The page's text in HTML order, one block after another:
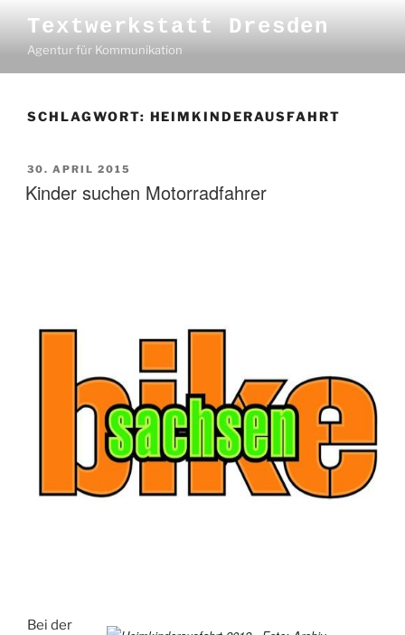
Inhalt
springen
Textwerkstatt Dresden
Agentur für Kommunikation
SCHLAGWORT: HEIMKINDERAUSFAHRT
VERÖFFENTLICHT
AM
30. APRIL 2015
Kinder suchen Motorradfahrer
Bei der